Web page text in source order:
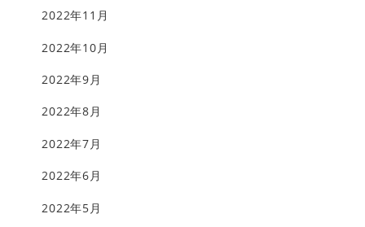
2022年11月
2022年10月
2022年9月
2022年8月
2022年7月
2022年6月
2022年5月